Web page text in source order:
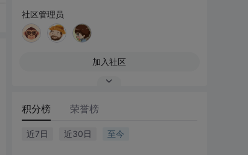
社区管理员
加入社区
积分榜 荣誉榜
近7日 近30日 至今